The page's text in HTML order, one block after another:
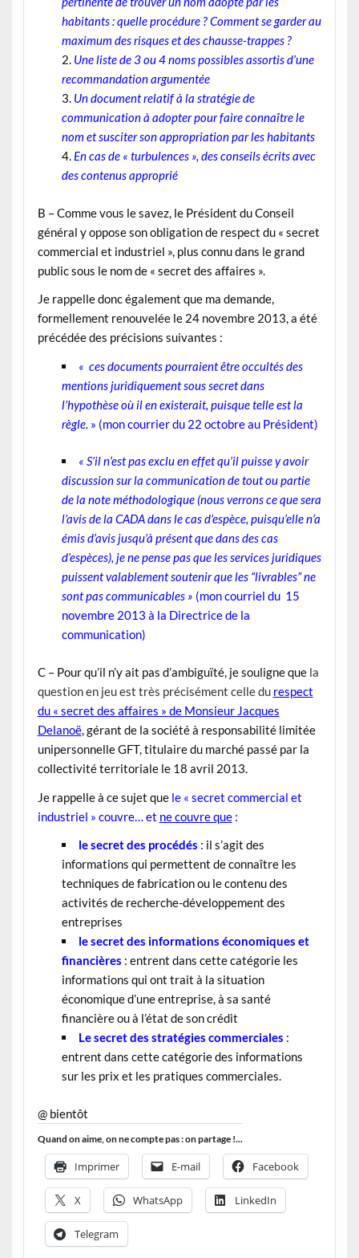
habitants : quelle procédure ? Comment se garder au
maximum des risques et des chausse-trappes ?
Une liste de 3 ou 4 noms possibles assortis d’une
recommandation argumentée
Un document relatif à la stratégie de
communication à adopter pour faire connaître le
nom et susciter son appropriation par les habitants
En cas de « turbulences », des conseils écrits avec
des contenus approprié
B –Comme vous le savez, le Président du Conseil
général y oppose son obligation de respect du « secret
commercial et industriel », plus connu dans le grand
public sous le nom de « secret des affaires ».
Je rappelle donc également que ma demande,
formellement renouvelée le 24 novembre 2013, a été
précédée des précisions suivantes :
«ces documents pourraient être occultés des
mentions juridiquement sous secret dans
l’hypothèse où il en existerait, puisque telle est la
règle. » (mon courrier du 22 octobre au Président)
« S’il n’est pas exclu en effet qu’il puisse y avoir
discussion sur la communication de tout ou partie
de la note méthodologique (nous verrons ce que sera
l’avis de la CADA dans le cas d’espèce, puisqu’elle n’a
émis d’avis jusqu’à présent que dans des cas
d’espèces), je ne pense pas que les services juridiques
puissent valablement soutenir que les “livrables” ne
sont pas communicables » (mon courriel du 15
novembre 2013 à la Directrice de la
communication)
C –Pour qu’il n’y ait pas d’ambiguïté, je souligne que la
question en jeu est très précisément celle du respect
du « secret des affaires » de Monsieur Jacques
Delanoë, gérant de la société à responsabilité limitée
unipersonnelle GFT, titulaire du marché passé par la
collectivité territoriale le 18 avril 2013.
Je rappelle à ce sujet que le « secret commercial et
industriel » couvre… et ne couvre que:
le secret des procédés : il s’agit des
informations qui permettent de connaître les
techniques de fabrication ou le contenu des
activités de recherche-développement des
entreprises
le secret des informations économiques et
financières : entrent dans cette catégorie les
informations qui ont trait à la situation
économique d’une entreprise, à sa santé
financière ou à l’état de son crédit
Le secret des stratégies commerciales :
entrent dans cette catégorie des informations
sur les prix et les pratiques commerciales.
@ bientôt
Quand on aime, on ne compte pas : on partage !...
Imprimer E-mail Facebook
X WhatsApp LinkedIn
Telegram